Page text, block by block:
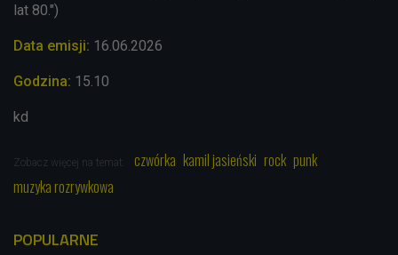
lat 80.")
Data emisji: 16.06.2026
Godzina: 15.10
kd
Zobacz więcej na temat: czwórka kamil jasieński rock punk
muzyka rozrywkowa
POPULARNE